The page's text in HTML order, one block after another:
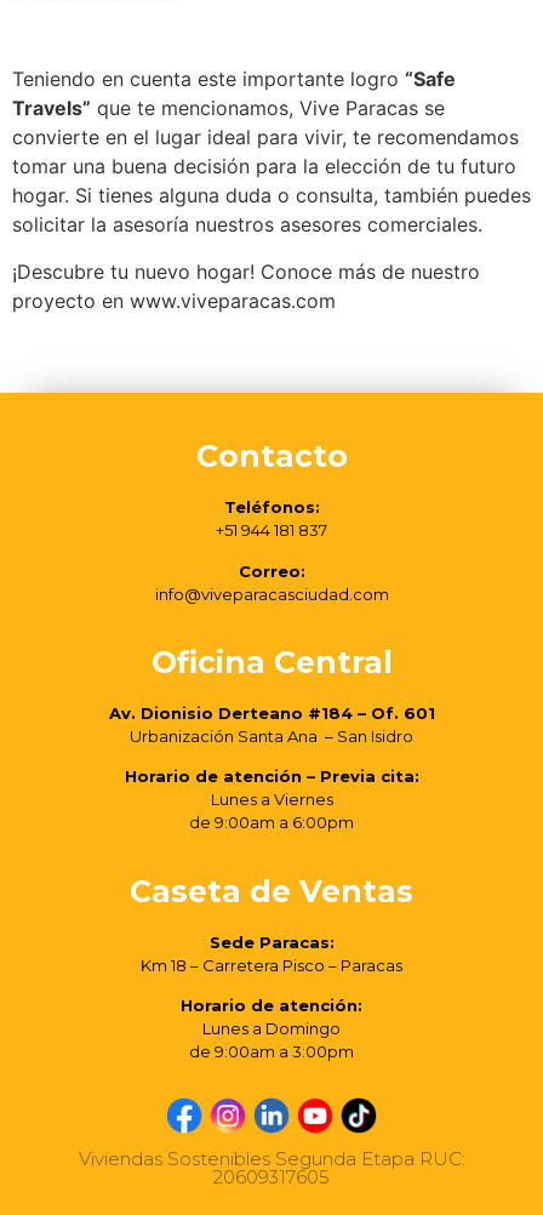
Teniendo en cuenta este importante logro “Safe
Travels” que te mencionamos, Vive Paracas se
convierte en el lugar ideal para vivir, te recomendamos
tomar una buena decisión para la elección de tu futuro
hogar. Si tienes alguna duda o consulta, también puedes
solicitar la asesoría nuestros asesores comerciales.
¡Descubre tu nuevo hogar! Conoce más de nuestro
proyecto en www.viveparacas.com
Contacto
Teléfonos:
+51 944 181 837
Correo:
info@viveparacasciudad.com
Oficina Central
Av. Dionisio Derteano #184 – Of. 601
Urbanización Santa Ana – San Isidro
Horario de atención – Previa cita:
Lunes a Viernes
de 9:00am a 6:00pm
Caseta de Ventas
Sede Paracas:
Km 18 – Carretera Pisco – Paracas
Horario de atención:
Lunes a Domingo
de 9:00am a 3:00pm
Viviendas Sostenibles Segunda Etapa RUC:
20609317605